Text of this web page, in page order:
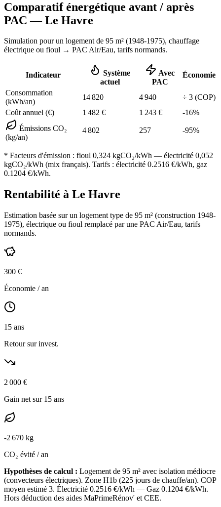
Comparatif énergétique avant / après
PAC —Le Havre
Simulation pour un logement de 95 m² (1948-1975), chauffage
électrique ou fioul → PAC Air/Eau, tarifs normands.
Indicateur
Système
actuel
Avec
PAC
Économie
Consommation
(kWh/an)
14 820 4 940 ÷ 3 (COP)
Coût annuel (€)
1 482 € 1 243 € -16%
Émissions CO₂
(kg/an)
4 802 257 -95%
* Facteurs d'émission : fioul 0,324 kgCO₂/kWh — électricité 0,052
kgCO₂/kWh (mix français). Tarifs : électricité 0.2516 €/kWh, gaz
0.1204 €/kWh.
Rentabilité à Le Havre
Estimation basée sur un logement type de 95 m² (construction 1948-
1975), électrique ou fioul remplacé par une PAC Air/Eau, tarifs
normands.
300 €
Économie / an
15 ans
Retour sur invest.
2 000 €
Gain net sur 15 ans
-2 670 kg
CO₂ évité / an
Hypothèses de calcul : Logement de 95 m² avec isolation médiocre
(convecteurs électriques). Zone H1b (225 jours de chauffe/an). COP
moyen estimé 3. Électricité 0.2516 €/kWh — Gaz 0.1204 €/kWh.
Hors déduction des aides MaPrimeRénov' et CEE.